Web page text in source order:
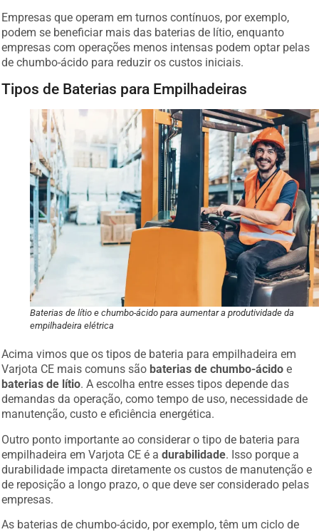
Empresas que operam em turnos contínuos, por exemplo,
podem se beneficiar mais das baterias de lítio, enquanto
empresas com operações menos intensas podem optar pelas
de chumbo-ácido para reduzir os custos iniciais.
Tipos de Baterias para Empilhadeiras
Baterias de lítio e chumbo-ácido para aumentar a produtividade da
empilhadeira elétrica
Acima vimos que os tipos de bateria para empilhadeira em
Varjota CE mais comuns são baterias de chumbo-ácido e
baterias de lítio . A escolha entre esses tipos depende das
demandas da operação, como tempo de uso, necessidade de
manutenção, custo e eficiência energética.
Outro ponto importante ao considerar o tipo de bateria para
empilhadeira em Varjota CE é adurabilidade . Isso porque a
durabilidade impacta diretamente os custos de manutenção e
de reposição a longo prazo, o que deve ser considerado pelas
empresas.
As baterias de chumbo-ácido, por exemplo, têm um ciclo de